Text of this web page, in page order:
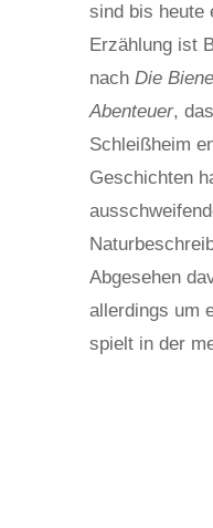
sind bis heute
Erzählung ist
nach Die
Abenteuer,
Schleißheim
Geschichten
Abgesehen
allerdings um
spielt in der